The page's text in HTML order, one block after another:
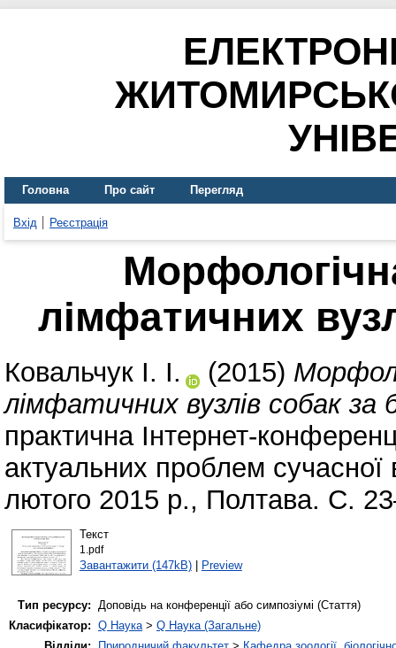
Головна Про сайт Перегляд
Вхід Реєстрація
лімфатичних
Ковальчук І. І. (2015)
лімфатичних вузлів собак за
практична Інтернет-
актуальних проблем
лютого 2015 р., Полтава. С.
Текст
1.pdf
Завантажити (147kB)| Preview
Тип ресурсу: Доповідь на конференції або симпозіумі (Стаття)
Класифікатор: Q Наука> Q Наука (Загальне)